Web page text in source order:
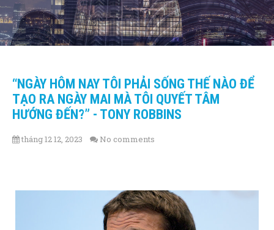
“NGÀY HÔM NAY TÔI PHẢI SỐNG THẾ NÀO ĐỂ
TẠO RA NGÀY MAI MÀ TÔI QUYẾT TÂM
HƯỚNG ĐẾN?” - TONY ROBBINS
tháng 12 12, 2023 No comments